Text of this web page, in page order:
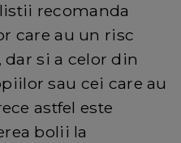
recomanda
care au un risc
si a celor din
sau cei care au
astfel este
bolii la